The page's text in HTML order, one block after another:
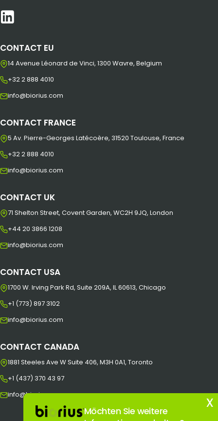
CONTACT EU
14 Avenue Léonard de Vinci, 1300 Wavre, Belgium
+32 2 888 4010
info@biorius.com
CONTACT FRANCE
5 Av. Pierre-Georges Latécoère, 31520 Toulouse, France
+32 2 888 4010
info@biorius.com
CONTACT UK
71 Shelton Street, Covent Garden, WC2H 9JQ, London
+44 20 3866 1208
info@biorius.com
CONTACT USA
1700 W. Irving Park Rd, Suite 209A, IL 60613, Chicago
+1 (773) 897 3102
info@biorius.com
CONTACT CANADA
1881 Steeles Ave W Suite 406, M3H 0A1, Toronto
+1 (437) 370 43 97
info@biorius.com
Möchten Sie weitere
x